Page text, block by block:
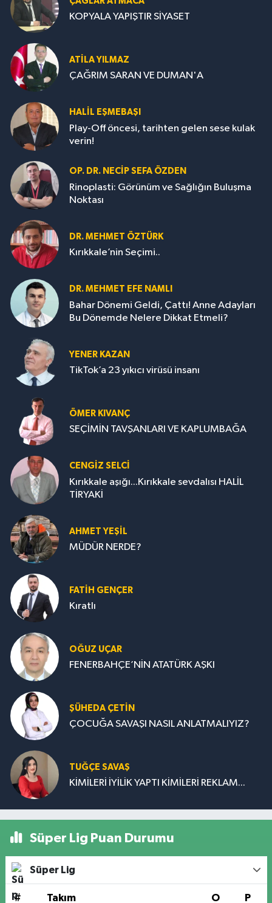
KOPYALA YAPIŞTIR SİYASET
ATILA YILMAZ
ÇAĞRIM SARAN VE DUMAN'A
HALIL EŞMEBAŞI
Play-Off öncesi, tarihten gelen sese kulak
verin!
OP. DR. NECIP SEFA ÖZDEN
Rinoplasti: Görünüm ve Sağlığın Buluşma
Noktası
DR. MEHMET ÖZTÜRK
Kırıkkale’nin Seçimi..
DR. MEHMET EFE NAMLI
Bahar Dönemi Geldi, Çattı! Anne Adayları
Bu Dönemde Nelere Dikkat Etmeli?
YENER KAZAN
TikTok’a 23 yıkıcı virüsü insanı
ÖMER KIVANÇ
SEÇİMİN TAVŞANLARI VE KAPLUMBAĞA
CENGİZ SELCİ
Kırıkkale aşığı...Kırıkkale sevdalısı HALİL
TİRYAKİ
AHMET YEŞİL
MÜDÜR NERDE?
FATIH GENÇER
Kıratlı
OĞUZ UÇAR
FENERBAHÇE’NİN ATATÜRK AŞKI
ŞÜHEDA ÇETİN
ÇOCUĞA SAVAŞI NASIL ANLATMALIYIZ?
TUĞÇE SAVAŞ
KİMİLERİ İYİLİK YAPTI KİMİLERİ REKLAM...
Süper Lig Puan Durumu
Süper Lig
# Takım O P